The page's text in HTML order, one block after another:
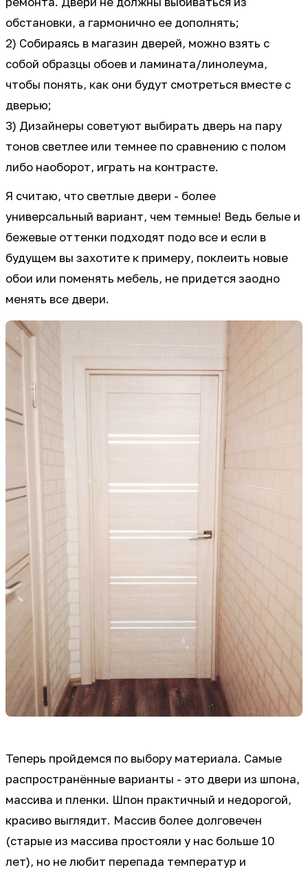
обстановки, а гармонично ее дополнять;
2) Собираясь в магазин дверей, можно взять с
собой образцы обоев и ламината/линолеума,
чтобы понять, как они будут смотреться вместе с
дверью;
3) Дизайнеры советуют выбирать дверь на пару
тонов светлее или темнее по сравнению с полом
либо наоборот, играть на контрасте.
Я считаю, что светлые двери - более
универсальный вариант, чем темные! Ведь белые и
бежевые оттенки подходят подо все и если в
будущем вы захотите к примеру, поклеить новые
обои или поменять мебель, не придется заодно
менять все двери.
Теперь пройдемся по выбору материала. Самые
распространённые варианты - это двери из шпона,
массива и пленки. Шпон практичный и недорогой,
красиво выглядит. Массив более долговечен
(старые из массива простояли у нас больше 10
лет), но не любит перепада температур и